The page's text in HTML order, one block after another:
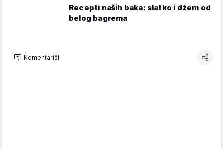
Recepti naših baka: slatko i džem od
belog bagrema
Komentariši